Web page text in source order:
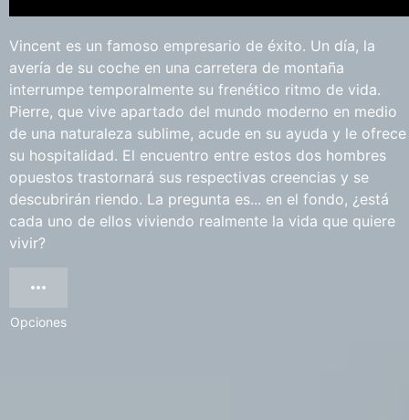
Vincent es un famoso empresario de éxito. Un día, la
avería de su coche en una carretera de montaña
interrumpe temporalmente su frenético ritmo de vida.
Pierre, que vive apartado del mundo moderno en medio
de una naturaleza sublime, acude en su ayuda y le ofrece
su hospitalidad. El encuentro entre estos dos hombres
opuestos trastornará sus respectivas creencias y se
descubrirán riendo. La pregunta es... en el fondo, ¿está
cada uno de ellos viviendo realmente la vida que quiere
vivir?
Opciones